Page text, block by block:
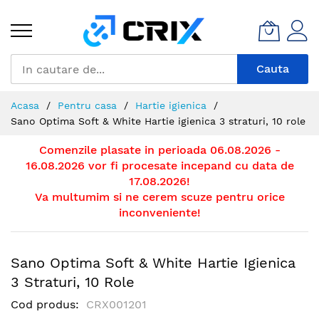
Continut
Cauta
Acasa Pentru casa
Hartie igienica
Sano Optima Soft & White Hartie igienica 3 straturi, 10 role
Comenzile plasate in perioada 06.08.2026 -
16.08.2026 vor fi procesate incepand cu data de
17.08.2026!
Va multumim si ne cerem scuze pentru orice
inconveniente!
Sano Optima Soft & White Hartie Igienica
3 Straturi, 10 Role
Cod produs CRX001201